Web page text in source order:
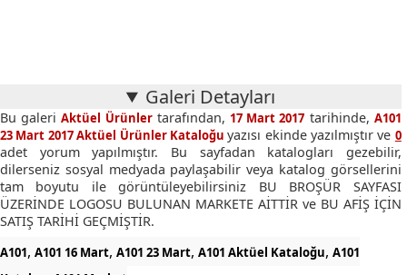
Galeri Detayları
Bu galeriAktüel Ürünlertarafından, 17 Mart 2017 tarihinde, A101
23 Mart 2017 Aktüel Ürünler Kataloğuyazısı ekinde yazılmıştır ve 0
adet yorum yapılmıştır. Bu sayfadan katalogları gezebilir,
dilerseniz sosyal medyada paylaşabilir veya katalog görsellerini
tam boyutu ile görüntüleyebilirsiniz BU BROŞÜR SAYFASI
ÜZERİNDE LOGOSU BULUNAN MARKETE AİTTİR ve BU AFİŞ İÇİN
SATIŞ TARİHİ GEÇMİŞTİR.
A101, A101 16 Mart, A101 23 Mart, A101 Aktüel Kataloğu, A101